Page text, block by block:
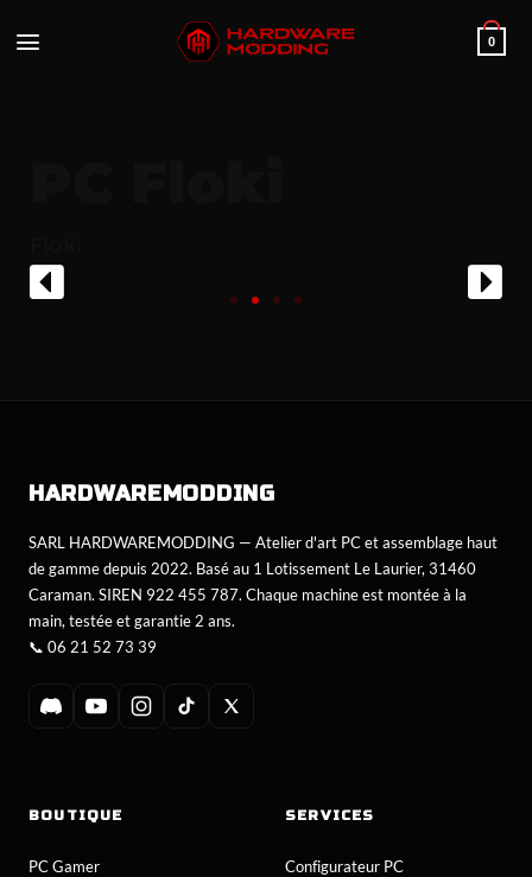
0
HARDWAREMODDING
SARL HARDWAREMODDING — Atelier d'art PC et assemblage haut
de gamme depuis 2022. Basé au 1 Lotissement Le Laurier, 31460
Caraman. SIREN 922 455 787. Chaque machine est montée à la
main, testée et garantie 2 ans.
📞 06 21 52 73 39
BOUTIQUE
PC Gamer
SERVICES
Configurateur PC